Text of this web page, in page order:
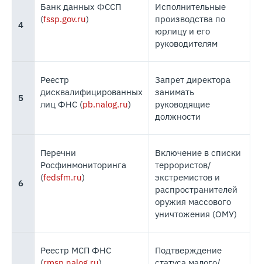
4
Банк данных ФССП
(fssp.gov.ru)
Исполнительные
производства по
юрлицу и его
руководителям
5
Реестр
дисквалифицированных
лиц ФНС (pb.nalog.ru)
Запрет директора
занимать
руководящие
должности
6
Перечни
Росфинмониторинга
(fedsfm.ru)
Включение в списки
террористов/
экстремистов и
распространителей
оружия массового
уничтожения (ОМУ)
Реестр МСП ФНС
Подтверждение